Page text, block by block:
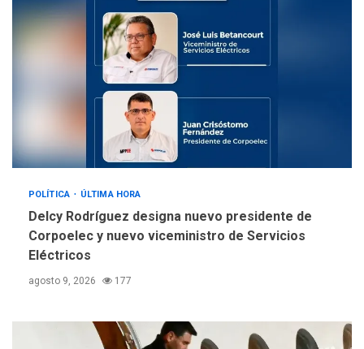
5
POLÍTICA ÚLTIMA HORA
Delcy Rodríguez designa nuevo presidente de
Corpoelec y nuevo viceministro de Servicios
Eléctricos
agosto 9, 2026 177